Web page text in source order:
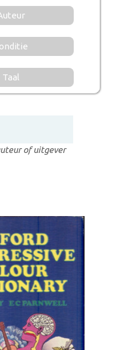
Taal
of uitgever